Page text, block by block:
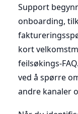
Support
onboarding,
kort
feilsøkings-
ved å spørre
andre kanaler